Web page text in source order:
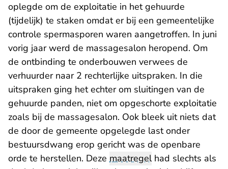
oplegde om de exploitatie in het gehuurde
(tijdelijk) te staken omdat er bij een gemeentelijke
controle spermasporen waren aangetroffen. In juni
vorig jaar werd de massagesalon heropend. Om
de ontbinding te onderbouwen verwees de
verhuurder naar 2 rechterlijke uitspraken. In die
uitspraken ging het echter om sluitingen van de
gehuurde panden, niet om opgeschorte exploitatie
zoals bij de massagesalon. Ook bleek uit niets dat
de door de gemeente opgelegde last onder
bestuursdwang erop gericht was de openbare
orde te herstellen. Deze maatregelhad slechts als